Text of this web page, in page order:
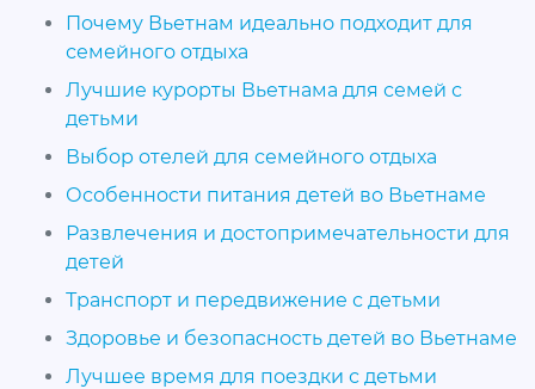
Почему Вьетнам идеально подходит для
семейного отдыха
Лучшие курорты Вьетнама для семей с
детьми
Выбор отелей для семейного отдыха
Особенности питания детей во Вьетнаме
Развлечения и достопримечательности для
детей
Транспорт и передвижение с детьми
Здоровье и безопасность детей во Вьетнаме
Лучшее время для поездки с детьми